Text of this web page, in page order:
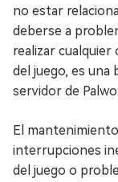
no estar
deberse a
realizar
del juego, es una
servidor de
El
interrupciones
del juego o